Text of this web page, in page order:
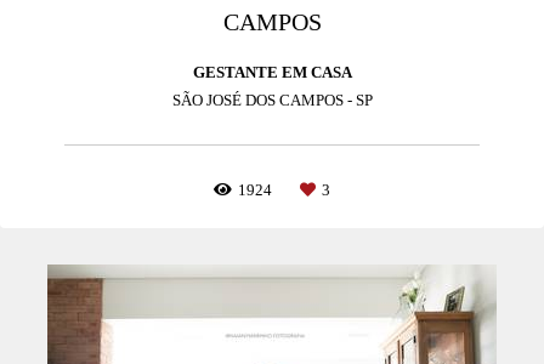
CAMPOS
GESTANTE EM CASA
SÃO JOSÉ DOS CAMPOS - SP
1924 3